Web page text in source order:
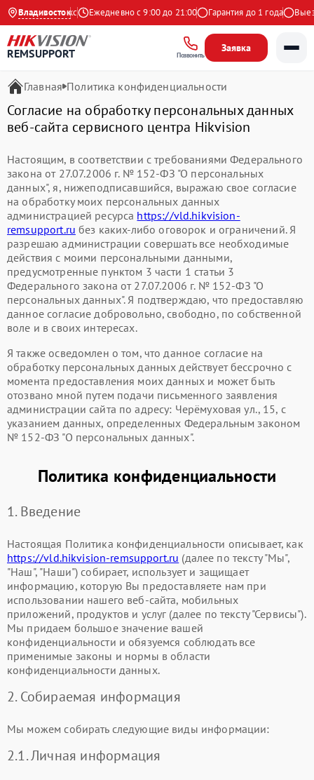
Владивосток
4.9 на Яндекс Ежедневно с 9:00 до 21:00 Гарантия до 1 года Выезд
REMSUPPORT Позвонить
Заявка
Главная Политика конфиденциальности
Согласие на обработку персональных данных
веб-сайта сервисного центра Hikvision
Настоящим, в соответствии с требованиями Федерального
закона от 27.07.2006 г. № 152-ФЗ "О персональных
данных", я, нижеподписавшийся, выражаю свое согласие
на обработку моих персональных данных
администрацией ресурса https://vld.hikvision-
remsupport.ru без каких-либо оговорок и ограничений. Я
разрешаю администрации совершать все необходимые
действия с моими персональными данными,
предусмотренные пунктом 3 части 1 статьи 3
Федерального закона от 27.07.2006 г. № 152-ФЗ "О
персональных данных". Я подтверждаю, что предоставляю
данное согласие добровольно, свободно, по собственной
воле и в своих интересах.
Я также осведомлен о том, что данное согласие на
обработку персональных данных действует бессрочно с
момента предоставления моих данных и может быть
отозвано мной путем подачи письменного заявления
администрации сайта по адресу: Черёмуховая ул., 15, с
указанием данных, определенных Федеральным законом
№ 152-ФЗ "О персональных данных".
Политика конфиденциальности
1. Введение
Настоящая Политика конфиденциальности описывает, как
https://vld.hikvision-remsupport.ru (далее по тексту "Мы",
"Наш", "Наши") собирает, использует и защищает
информацию, которую Вы предоставляете нам при
использовании нашего веб-сайта, мобильных
приложений, продуктов и услуг (далее по тексту "Сервисы").
Мы придаем большое значение вашей
конфиденциальности и обязуемся соблюдать все
применимые законы и нормы в области
конфиденциальности данных.
2. Собираемая информация
Мы можем собирать следующие виды информации:
2.1. Личная информация